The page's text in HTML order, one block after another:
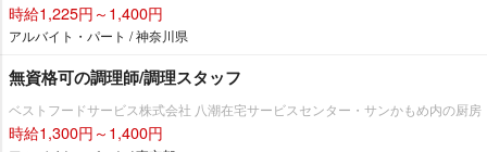
時給1,225円～1,400円
アルバイト・パート / 神奈川県
無資格可の調理師/調理スタッフ
ベストフードサービス株式会社 八潮在宅サービスセンター・サンかもめ内の厨房
時給1,300円～1,400円